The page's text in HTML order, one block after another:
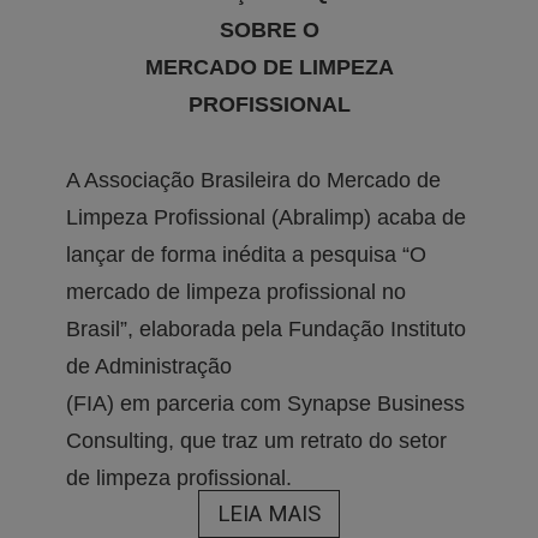
SOBRE O
MERCADO DE LIMPEZA
PROFISSIONAL
A Associação Brasileira do Mercado de
Limpeza Profissional (Abralimp) acaba de
lançar de forma inédita a pesquisa “O
mercado de limpeza profissional no
Brasil”, elaborada pela Fundação Instituto
de Administração
(FIA) em parceria com Synapse Business
Consulting, que traz um retrato do setor
de limpeza profissional.
LEIA MAIS